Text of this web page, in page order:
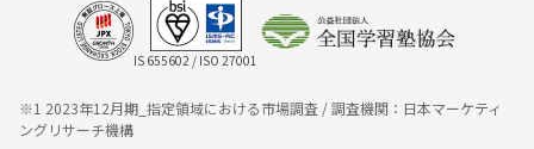
IS 655602 / ISO 27001
※1 2023年12月期_指定領域における市場調査 / 調査機関：日本マーケティ
ングリサーチ機構